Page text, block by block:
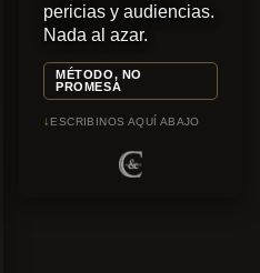
pericias y audiencias.
Nada al azar.
MÉTODO, NO
PROMESA
↓ ESCRIBINOS AQUÍ ABAJO